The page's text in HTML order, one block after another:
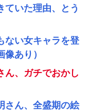
ていた理由、とう
ない女キャラを登
あり）
ん、ガチでおかし
さん、全盛期の絵